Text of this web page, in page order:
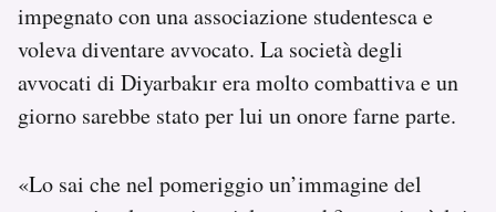
impegnato con una associazione studentesca e
voleva diventare avvocato. La società degli
avvocati di Diyarbakır era molto combattiva e un
giorno sarebbe stato per lui un onore farne parte.
«Lo sai che nel pomeriggio un’immagine del